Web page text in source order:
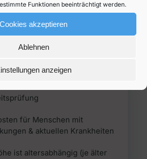
Funktionen beeinträchtigt werden.
Cookies akzeptieren
Ablehnen
anzeigen
definierbare Leistungen über
für Menschen mit
& aktuellen Krankheiten
ist altersabhängig (je älter